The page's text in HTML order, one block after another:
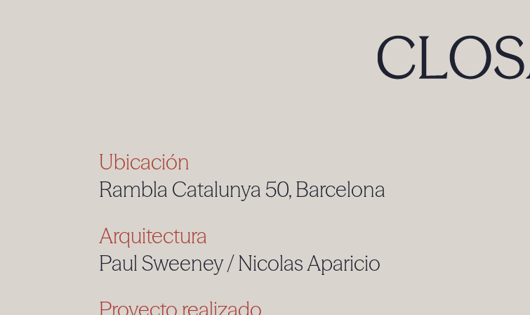
Ubicación
Rambla Catalunya 50, Barcelona
Arquitectura
Paul Sweeney / Nicolas Aparicio
Proyecto realizado